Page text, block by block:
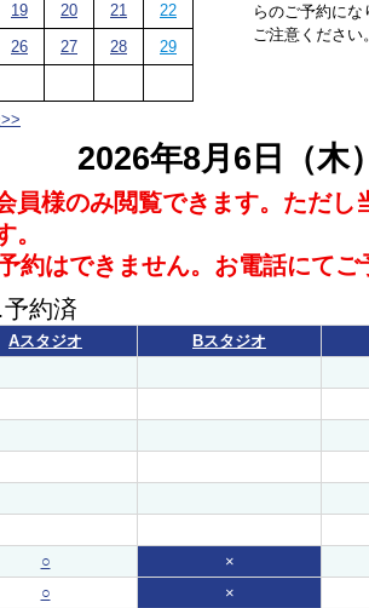
らのご予約にな
ご注意ください
19 20 21
22
26 27 28
29
2026年8月6日（木
員様のみ閲覧できます。ただし
。
約はできません。お電話にてご
約済
Aスタジオ
Bスタジオ
○
×
○
×